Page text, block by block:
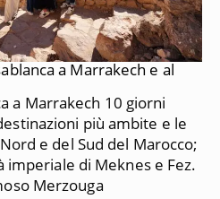
a Marrakech e al
a Marrakech 10 giorni
più ambite e le
e del Sud del Marocco;
imperiale di Meknes e Fez.
Merzouga